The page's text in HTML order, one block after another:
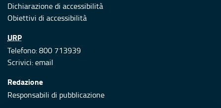
Dichiarazione di accessibilità
Obiettivi di accessibilità
URP
Telefono: 800 713939
Scrivici:email
Redazione
Responsabili di pubblicazione